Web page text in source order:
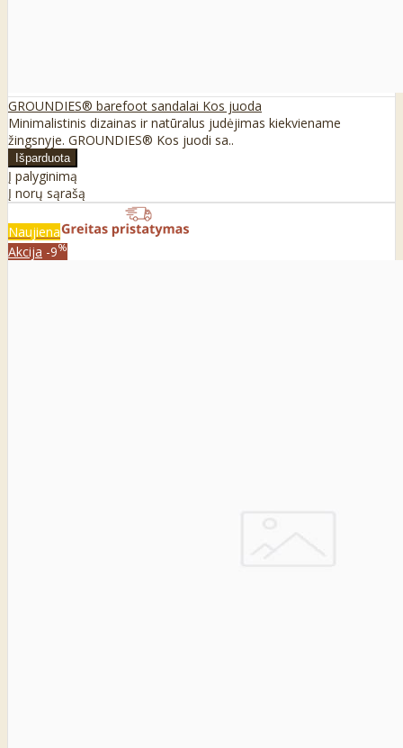
GROUNDIES® barefoot sandalai Kos juoda
Minimalistinis dizainas ir natūralus judėjimas kiekviename
žingsnyje. GROUNDIES® Kos juodi sa..
Į palyginimą
Į norų sąrašą
Naujiena
Akcija -9%